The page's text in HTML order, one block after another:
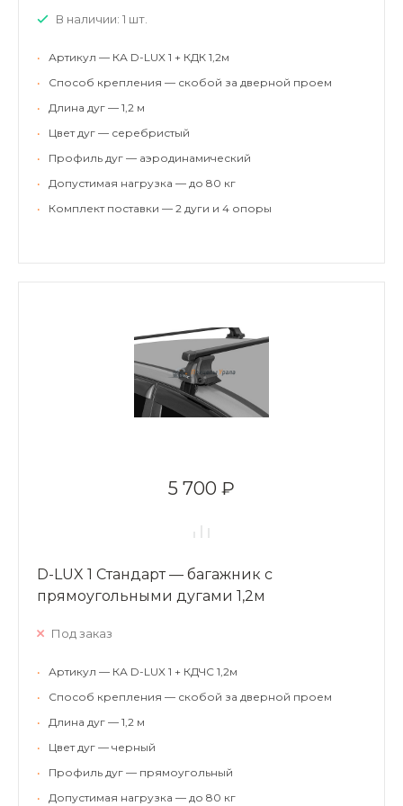
В наличии: 1 шт.
•
Артикул — КА D-LUX 1 + КДК 1,2м
•
Способ крепления — скобой за дверной проем
•
Длина дуг — 1,2 м
•
Цвет дуг — серебристый
•
Профиль дуг — аэродинамический
•
Допустимая нагрузка — до 80 кг
•
Комплект поставки — 2 дуги и 4 опоры
5 700 ₽
D-LUX 1 Стандарт — багажник с
прямоугольными дугами 1,2м
Под заказ
•
Артикул — КА D-LUX 1 + КДЧС 1,2м
•
Способ крепления — скобой за дверной проем
•
Длина дуг — 1,2 м
•
Цвет дуг — черный
•
Профиль дуг — прямоугольный
•
Допустимая нагрузка — до 80 кг